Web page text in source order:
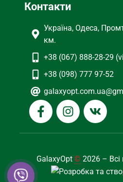
Контакти
Україна, Одеса,
км.
+38 (067) 888-28-29
+38 (098) 777 97-52
GalaxyOpt© 2026 – Всі